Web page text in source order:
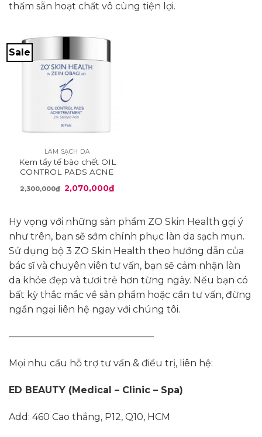
thấm sẵn hoạt chất vô cùng tiện lợi.
Sale
LÀM SẠCH DA
Kem tẩy tế bào chết OIL
CONTROL PADS ACNE
2,300,000₫ Giá
gốc
2,070,000₫Giá
hiện
2,070,000₫.
Hy vọng với những sản phẩm ZO Skin Health gợi ý
như trên, bạn sẽ sớm chính phục làn da sạch mụn.
Sử dụng bộ 3 ZO Skin Health theo hướng dẫn của
bác sĩ và chuyên viên tư vấn, bạn sẽ cảm nhận làn
da khỏe đẹp và tươi trẻ hơn từng ngày. Nếu bạn có
bất kỳ thắc mắc về sản phẩm hoặc cần tư vấn, đừng
ngần ngại liên hệ ngay với chúng tôi.
———————————————–
Mọi nhu cầu hỗ trợ tư vấn & điều trị, liên hệ:
ED BEAUTY (Medical – Clinic – Spa)
Add: 460 Cao thắng, P12, Q10, HCM